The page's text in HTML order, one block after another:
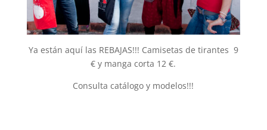
Ya están aquí las REBAJAS!!! Camisetas de tirantes 9
€ y manga corta 12 €.
Consulta catálogo y modelos!!!